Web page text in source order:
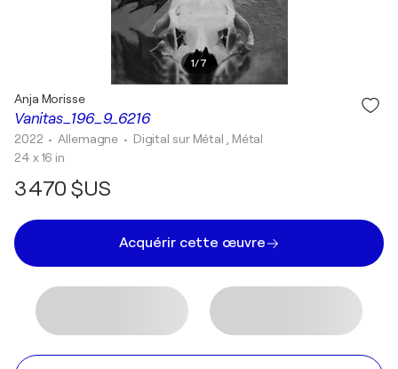
1/7
Vanitas_196_9_6216
Anja Morisse
2022 • Allemagne • Digital sur Métal , Métal
24 x 16 in
3 470 $US
Acquérir cette œuvre